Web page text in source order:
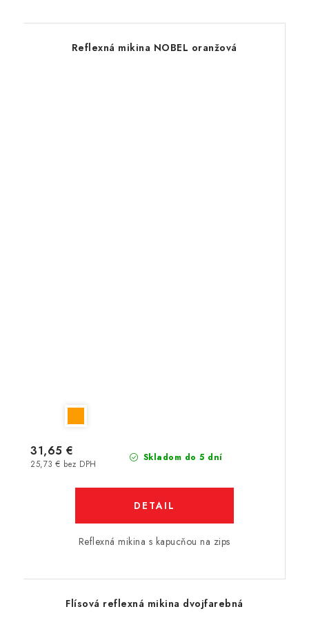
Reflexná mikina NOBEL oranžová
Skladom do 5 dní
25,73 € bez DPH
31,65 €
DETAIL
Reflexná mikina s kapucňou na zips
Flísová reflexná mikina dvojfarebná